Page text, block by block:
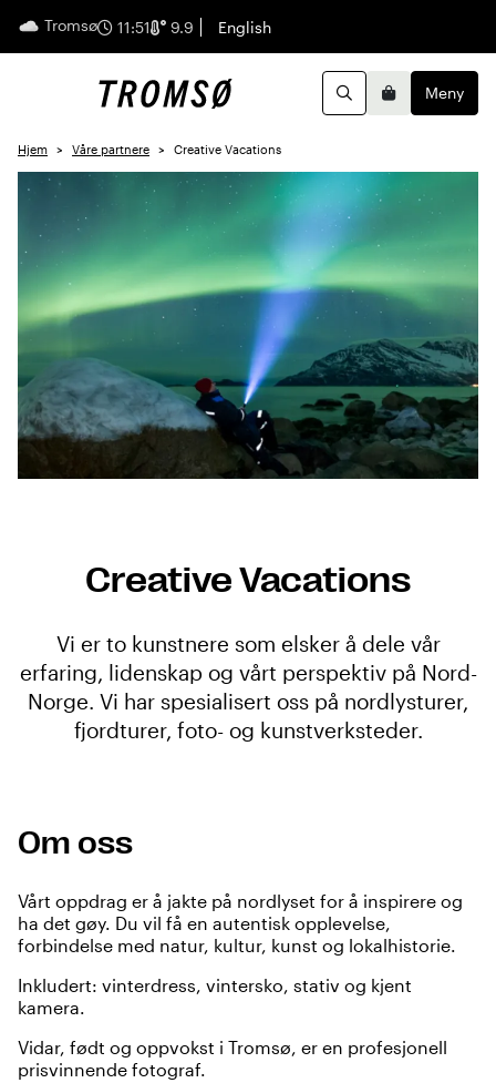
Tromsø 11:52 9.9 English
Norsk
Søk Meny
Hjem Våre partnere Creative Vacations
Creative Vacations
Vi er to kunstnere som elsker å dele vår
erfaring, lidenskap og vårt perspektiv på Nord-
Norge. Vi har spesialisert oss på nordlysturer,
fjordturer, foto- og kunstverksteder.
Om oss
Vårt oppdrag er å jakte på nordlyset for å inspirere og
ha det gøy. Du vil få en autentisk opplevelse,
forbindelse med natur, kultur, kunst og lokalhistorie.
Inkludert: vinterdress, vintersko, stativ og kjent
kamera.
Vidar, født og oppvokst i Tromsø, er en profesjonell
prisvinnende fotograf.